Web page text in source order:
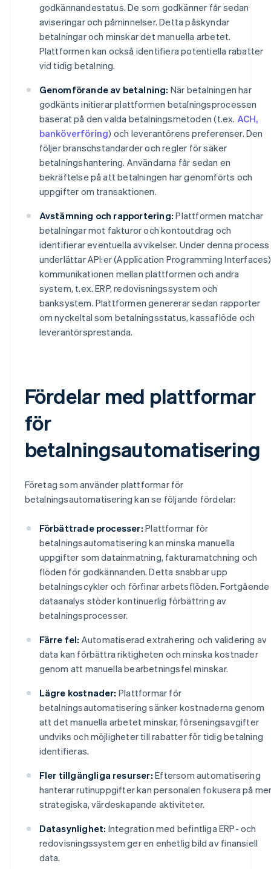
godkännandestatus. De som godkänner får sedan
aviseringar och påminnelser. Detta påskyndar
betalningar och minskar det manuella arbetet.
Plattformen kan också identifiera potentiella rabatter
vid tidig betalning.
Genomförande av betalning: När betalningen har
godkänts initierar plattformen betalningsprocessen
baserat på den valda betalningsmetoden (t.ex. ACH,
banköverföring) och leverantörens preferenser. Den
följer branschstandarder och regler för säker
betalningshantering. Användarna får sedan en
bekräftelse på att betalningen har genomförts och
uppgifter om transaktionen.
Avstämning och rapportering: Plattformen matchar
betalningar mot fakturor och kontoutdrag och
identifierar eventuella avvikelser. Under denna process
underlättar API:er (Application Programming Interfaces)
kommunikationen mellan plattformen och andra
system, t.ex. ERP, redovisningssystem och
banksystem. Plattformen genererar sedan rapporter
om nyckeltal som betalningsstatus, kassaflöde och
leverantörsprestanda.
Fördelar med plattformar
för
betalningsautomatisering
Företag som använder plattformar för
betalningsautomatisering kan se följande fördelar:
Förbättrade processer: Plattformar för
betalningsautomatisering kan minska manuella
uppgifter som datainmatning, fakturamatchning och
flöden för godkännanden. Detta snabbar upp
betalningscykler och förfinar arbetsflöden. Fortgående
dataanalys stöder kontinuerlig förbättring av
betalningsprocesser.
Färre fel: Automatiserad extrahering och validering av
data kan förbättra riktigheten och minska kostnader
genom att manuella bearbetningsfel minskar.
Lägre kostnader: Plattformar för
betalningsautomatisering sänker kostnaderna genom
att det manuella arbetet minskar, förseningsavgifter
undviks och möjligheter till rabatter för tidig betalning
identifieras.
Fler tillgängliga resurser: Eftersom automatisering
hanterar rutinuppgifter kan personalen fokusera på
strategiska, värdeskapande aktiviteter.
Datasynlighet: Integration med befintliga ERP- och
redovisningssystem ger en enhetlig bild av finansiell
data.